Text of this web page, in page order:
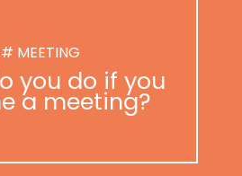
# MEETING
you do if you
a meeting?